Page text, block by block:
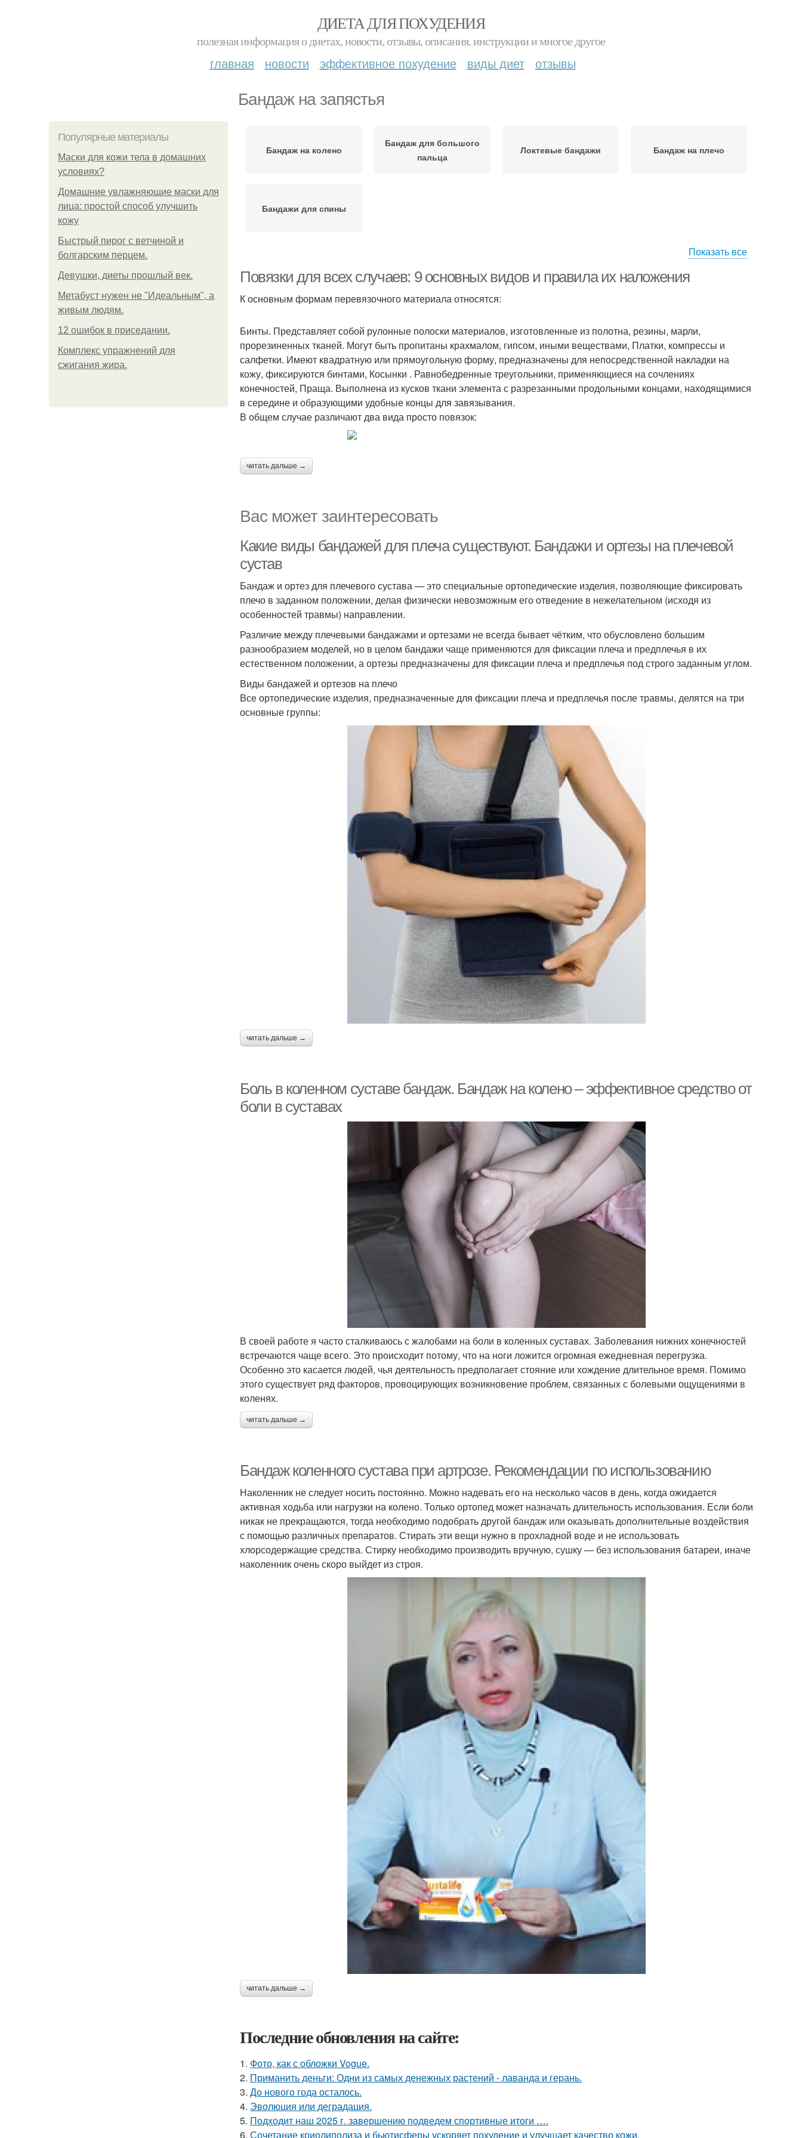
ДИЕТА ДЛЯ ПОХУДЕНИЯ
полезная информация о диетах, новости, отзывы, описания, инструкции и многое другое
главная новости эффективное похудение виды диет отзывы
Бандаж на запястья
Популярные материалы
Маски для кожи тела в домашних
условиях?
Домашние увлажняющие маски для
лица: простой способ улучшить
кожу
Быстрый пирог с ветчиной и
болгарским перцем.
Девушки, диеты прошлый век.
Метабуст нужен не "Идеальным", а
живым людям.
12 ошибок в приседании.
Комплекс упражнений для
сжигания жира.
Бандаж на колено
Бандаж для большого
пальца
Локтевые бандажи Бандаж на плечо
Бандажи для спины
Показать все
Повязки для всех случаев: 9 основных видов и правила их наложения
К основным формам перевязочного материала относятся:
Бинты. Представляет собой рулонные полоски материалов, изготовленные из полотна, резины, марли,
прорезиненных тканей. Могут быть пропитаны крахмалом, гипсом, иными веществами, Платки, компрессы и
салфетки. Имеют квадратную или прямоугольную форму, предназначены для непосредственной накладки на
кожу, фиксируются бинтами, Косынки . Равнобедренные треугольники, применяющиеся на сочлениях
конечностей, Праща. Выполнена из кусков ткани элемента с разрезанными продольными концами, находящимися
в середине и образующими удобные концы для завязывания.
В общем случае различают два вида просто повязок:
читать дальше →
Вас может заинтересовать
Какие виды бандажей для плеча существуют. Бандажи и ортезы на плечевой
сустав
Бандаж и ортез для плечевого сустава — это специальные ортопедические изделия, позволяющие фиксировать
плечо в заданном положении, делая физически невозможным его отведение в нежелательном (исходя из
особенностей травмы) направлении.
Различие между плечевыми бандажами и ортезами не всегда бывает чётким, что обусловлено большим
разнообразием моделей, но в целом бандажи чаще применяются для фиксации плеча и предплечья в их
естественном положении, а ортезы предназначены для фиксации плеча и предплечья под строго заданным углом.
Виды бандажей и ортезов на плечо
Все ортопедические изделия, предназначенные для фиксации плеча и предплечья после травмы, делятся на три
основные группы:
читать дальше →
Боль в коленном суставе бандаж. Бандаж на колено – эффективное средство от
боли в суставах
В своей работе я часто сталкиваюсь с жалобами на боли в коленных суставах. Заболевания нижних конечностей
встречаются чаще всего. Это происходит потому, что на ноги ложится огромная ежедневная перегрузка.
Особенно это касается людей, чья деятельность предполагает стояние или хождение длительное время. Помимо
этого существует ряд факторов, провоцирующих возникновение проблем, связанных с болевыми ощущениями в
коленях.
читать дальше →
Бандаж коленного сустава при артрозе. Рекомендации по использованию
Наколенник не следует носить постоянно. Можно надевать его на несколько часов в день, когда ожидается
активная ходьба или нагрузки на колено. Только ортопед может назначать длительность использования. Если боли
никак не прекращаются, тогда необходимо подобрать другой бандаж или оказывать дополнительные воздействия
с помощью различных препаратов. Стирать эти вещи нужно в прохладной воде и не использовать
хлорсодержащие средства. Стирку необходимо производить вручную, сушку — без использования батареи, иначе
наколенник очень скоро выйдет из строя.
читать дальше →
Последние обновления на сайте:
1. Фото, как с обложки Vogue.
2. Приманить деньги: Одни из самых денежных растений - лаванда и герань.
3. До нового года осталось.
4. Эволюция или деградация.
5. Подходит наш 2025 г. завершению подведем спортивные итоги ….
6. Сочетание криолиполиза и бьютисферы ускоряет похудение и улучшает качество кожи.